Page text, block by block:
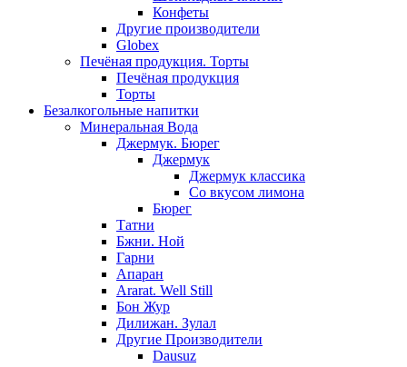
Конфеты
Другие производители
Globex
Печёная продукция. Торты
Печёная продукция
Торты
Безалкогольные напитки
Минеральная Вода
Джермук. Бюрег
Джермук
Джермук классика
Со вкусом лимона
Бюрег
Татни
Бжни. Ной
Гарни
Апаран
Ararat. Well Still
Бон Жур
Дилижан. Зулал
Другие Производители
Dausuz